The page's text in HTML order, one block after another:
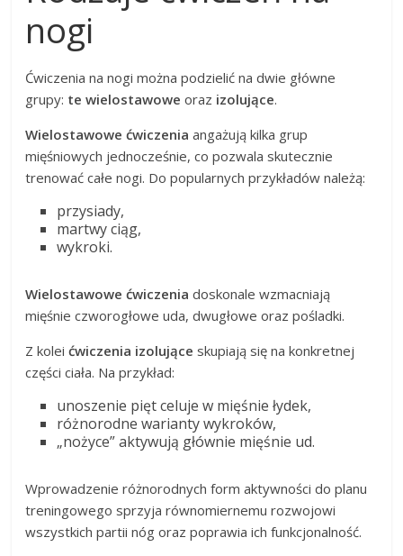
nogi
Ćwiczenia na nogi można podzielić na dwie główne
grupy: te wielostawowe oraz izolujące.
Wielostawowe ćwiczenia angażują kilka grup
mięśniowych jednocześnie, co pozwala skutecznie
trenować całe nogi. Do popularnych przykładów należą:
przysiady,
martwy ciąg,
wykroki.
Wielostawowe ćwiczenia doskonale wzmacniają
mięśnie czworogłowe uda, dwugłowe oraz pośladki.
Z koleićwiczenia izolujące skupiają się na konkretnej
części ciała. Na przykład:
unoszenie pięt celuje w mięśnie łydek,
różnorodne warianty wykroków,
„nożyce” aktywują głównie mięśnie ud.
Wprowadzenie różnorodnych form aktywności do planu
treningowego sprzyja równomiernemu rozwojowi
wszystkich partii nóg oraz poprawia ich funkcjonalność.